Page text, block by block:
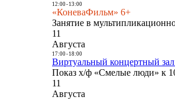
12:00- 13:00
«КоневаФильм» 6+
Занятие в
11
Августа
17:00- 18:00
Виртуальный концертный
Показ х/ф «Смелые люди» к
11
Августа